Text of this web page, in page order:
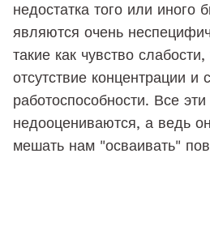
недостатка того или иного
являются очень
такие как чувство слабости,
отсутствие концентрации и
работоспособности. Все
недооцениваются, а ведь
мешать нам "осваивать"